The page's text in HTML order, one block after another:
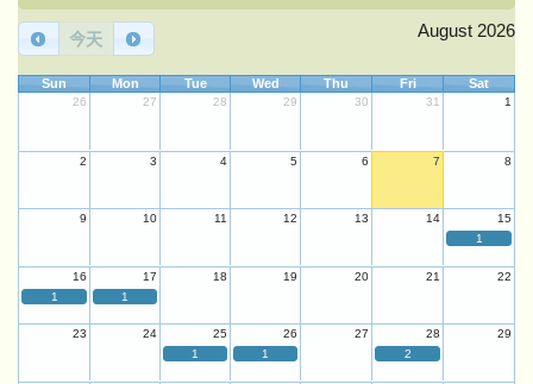
今天 August 2026
Sun Mon Tue Wed Thu Fri Sat
26 27 28 29 30 31 1
2 3 4 5 6 7 8
9 10 11 12 13 14
15
1
16 17 18 19 20 21
22
1
1
23 24 25 26 27 28
29
1
1 2